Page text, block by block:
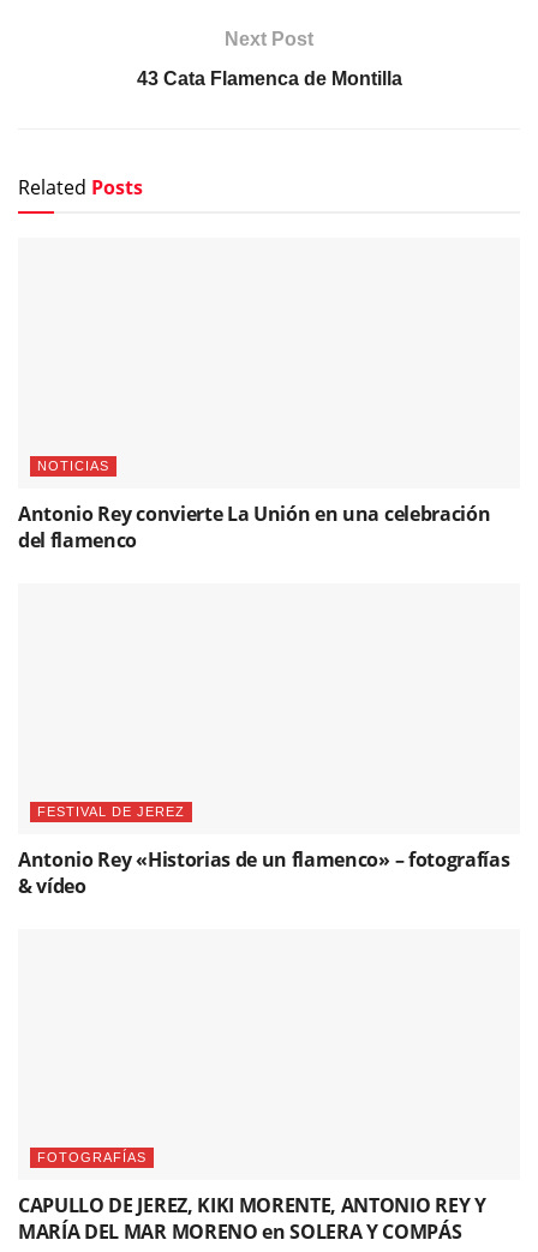
Next Post
43 Cata Flamenca de Montilla
Related Posts
NOTICIAS
Antonio Rey convierte La Unión en una celebración
del flamenco
FESTIVAL DE JEREZ
Antonio Rey «Historias de un flamenco» – fotografías
& vídeo
FOTOGRAFÍAS
CAPULLO DE JEREZ, KIKI MORENTE, ANTONIO REY Y
MARÍA DEL MAR MORENO en SOLERA Y COMPÁS